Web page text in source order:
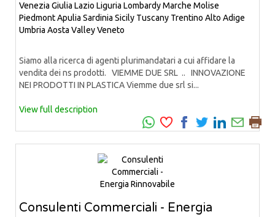
Venezia Giulia Lazio Liguria LombardyMarche Molise
PiedmontApulia Sardinia Sicily Tuscany Trentino Alto Adige
Umbria Aosta ValleyVeneto
Siamo alla ricerca di agenti plurimandatari a cui affidare la
vendita dei ns prodotti. VIEMME DUE SRL .. INNOVAZIONE
NEI PRODOTTI IN PLASTICA Viemme due srl si...
View full description
Consulenti Commerciali - Energia